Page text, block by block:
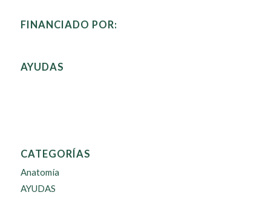
FINANCIADO POR:
AYUDAS
CATEGORÍAS
Anatomía
AYUDAS